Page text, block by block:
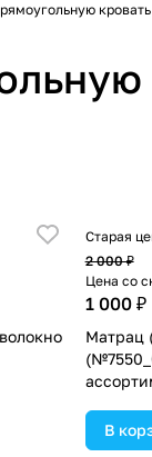
Старая
2 000 ₽
Цена со
1 000 ₽
Матрац
В